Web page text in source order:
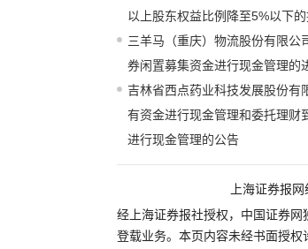
以上股东权益比例降至5%以下
三羊马（重庆）物流股份有限公
券闲置募集资金进行现金管理的
吉林省西点药业科技发展股份有
有资金进行现金管理和委托理财
进行现金管理的公告
上海证券报
经上海证券报社授权，中国证券
登载业务。本页内容未经书面授